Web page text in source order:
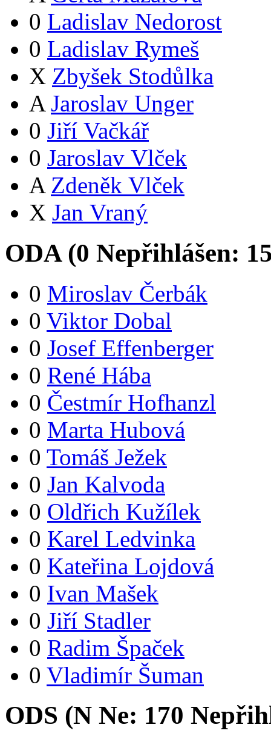
0 Ladislav Nedorost
0 Ladislav Rymeš
X Zbyšek Stodůlka
A Jaroslav Unger
0 Jiří Vačkář
0 Jaroslav Vlček
A Zdeněk Vlček
X Jan Vraný
ODA (0 Nepřihlášen:
0 Miroslav Čerbák
0 Viktor Dobal
0 Josef Effenberger
0 René Hába
0 Čestmír Hofhanzl
0 Marta Hubová
0 Tomáš Ježek
0 Jan Kalvoda
0 Oldřich Kužílek
0 Karel Ledvinka
0 Kateřina Lojdová
0 Ivan Mašek
0 Jiří Stadler
0 Radim Špaček
0 Vladimír Šuman
ODS (N Ne: 170